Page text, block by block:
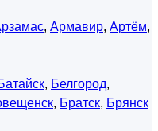
, Армавир, Артём,
, Белгород,
, Братск, Брянск